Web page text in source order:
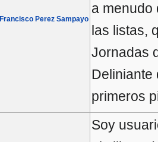
Francisco Perez Sampayo
a menudo
las listas,
Jornadas
Deliniante
primeros
Soy